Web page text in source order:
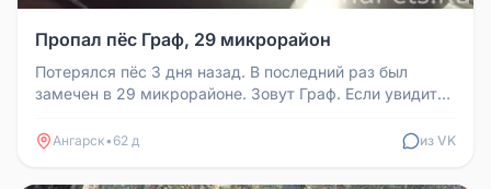
Пропал пёс Граф, 29 микрорайон
Потерялся пёс 3 дня назад. В последний раз был
замечен в 29 микрорайоне. Зовут Граф. Если увидите
Ангарск•62 д из VK